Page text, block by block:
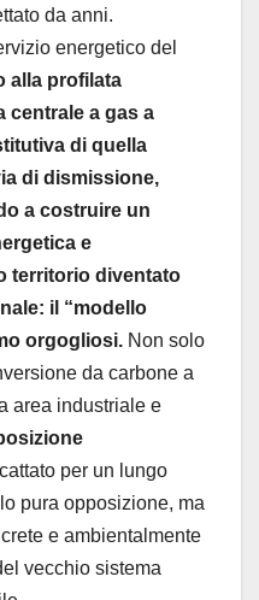
da anni.
energetico del
alla profilata
centrale a gas a
di quella
di dismissione,
a costruire un
e
territorio diventato
il “modello
orgogliosi. Non solo
da carbone a
area industriale e
per un lungo
pura opposizione, ma
e ambientalmente
vecchio sistema